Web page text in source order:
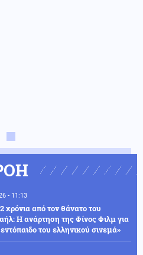
- 11:13
από τον θάνατο του
Η ανάρτηση της Φίνος Φιλμ για
του ελληνικού σινεμά»